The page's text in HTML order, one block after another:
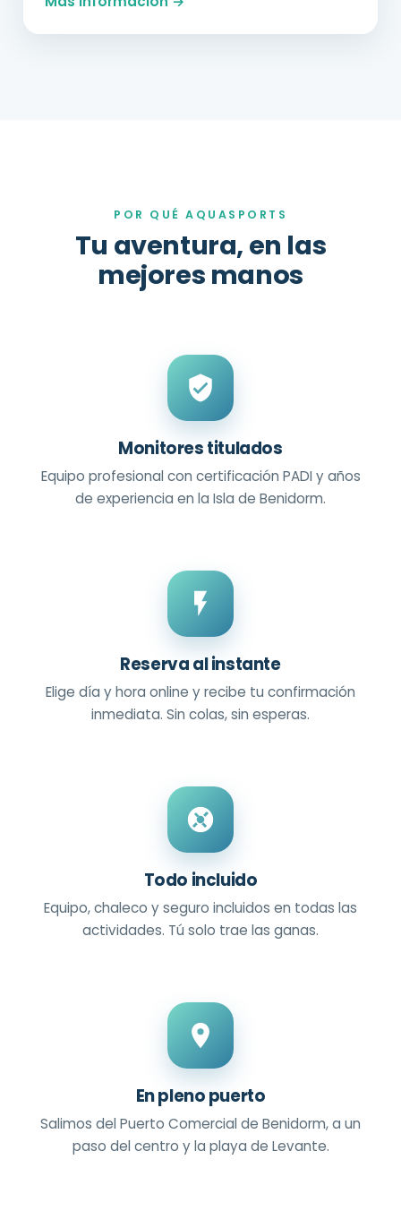
POR QUÉ AQUASPORTS
Tu aventura, en las
mejores manos
Monitores titulados
Equipo profesional con certificación PADI y años
de experiencia en la Isla de Benidorm.
Reserva al instante
Elige día y hora online y recibe tu confirmación
inmediata. Sin colas, sin esperas.
Todo incluido
Equipo, chaleco y seguro incluidos en todas las
actividades. Tú solo trae las ganas.
En pleno puerto
Salimos del Puerto Comercial de Benidorm, a un
paso del centro y la playa de Levante.